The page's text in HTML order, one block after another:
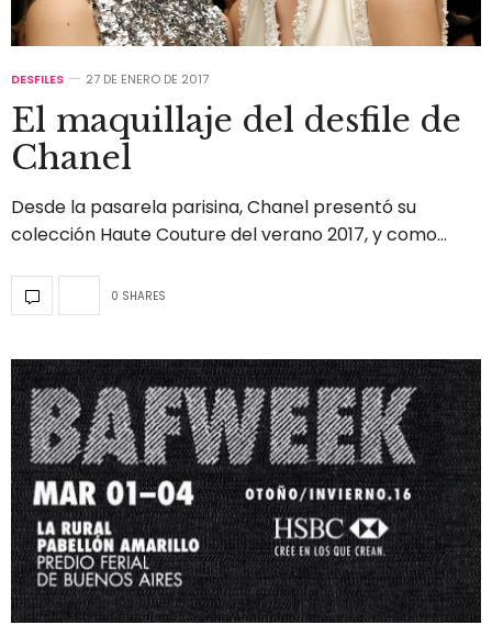
DESFILES 27 DE ENERO DE 2017
El maquillaje del desfile de
Chanel
Desde la pasarela parisina, Chanel presentó su
colección Haute Couture del verano 2017, y como…
0 SHARES